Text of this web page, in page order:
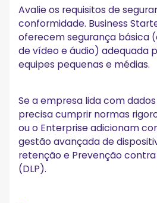
Avalie os requisitos de
conformidade. Business
oferecem segurança básica
de vídeo e áudio) adequada
equipes pequenas e médias.
Se a empresa lida com
precisa cumprir normas
ou o Enterprise adicionam
gestão avançada de
retenção e Prevenção
(DLP).